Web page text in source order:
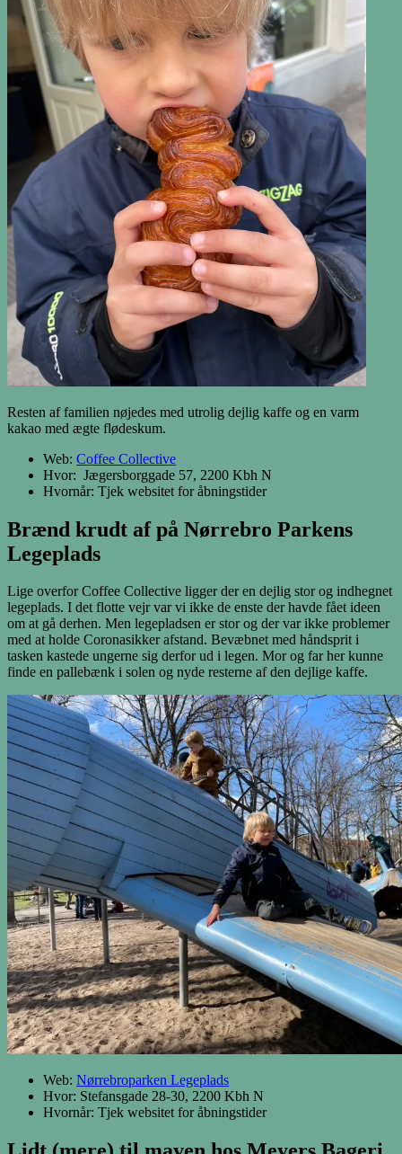
Resten af familien nøjedes med utrolig dejlig kaffe og en varm
kakao med ægte flødeskum.
Web: Coffee Collective
Hvor: Jægersborggade 57, 2200 Kbh N
Hvornår: Tjek websitet for åbningstider
Brænd krudt af på Nørrebro Parkens
Legeplads
Lige overfor Coffee Collective ligger der en dejlig stor og indhegnet
legeplads. I det flotte vejr var vi ikke de enste der havde fået ideen
om at gå derhen. Men legepladsen er stor og der var ikke problemer
med at holde Coronasikker afstand. Bevæbnet med håndsprit i
tasken kastede ungerne sig derfor ud i legen. Mor og far her kunne
finde en pallebænk i solen og nyde resterne af den dejlige kaffe.
Web: Nørrebroparken Legeplads
Hvor: Stefansgade 28-30, 2200 Kbh N
Hvornår: Tjek websitet for åbningstider